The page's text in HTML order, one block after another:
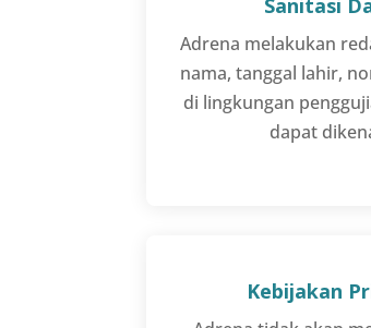
Sanitasi
Adrena melakukan
nama, tanggal lahir,
di lingkungan
dapat
Kebijakan